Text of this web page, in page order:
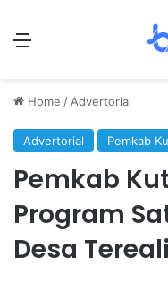
Menu
Home / Advertorial
Advertorial Pemkab
Pemkab
Program
Desa